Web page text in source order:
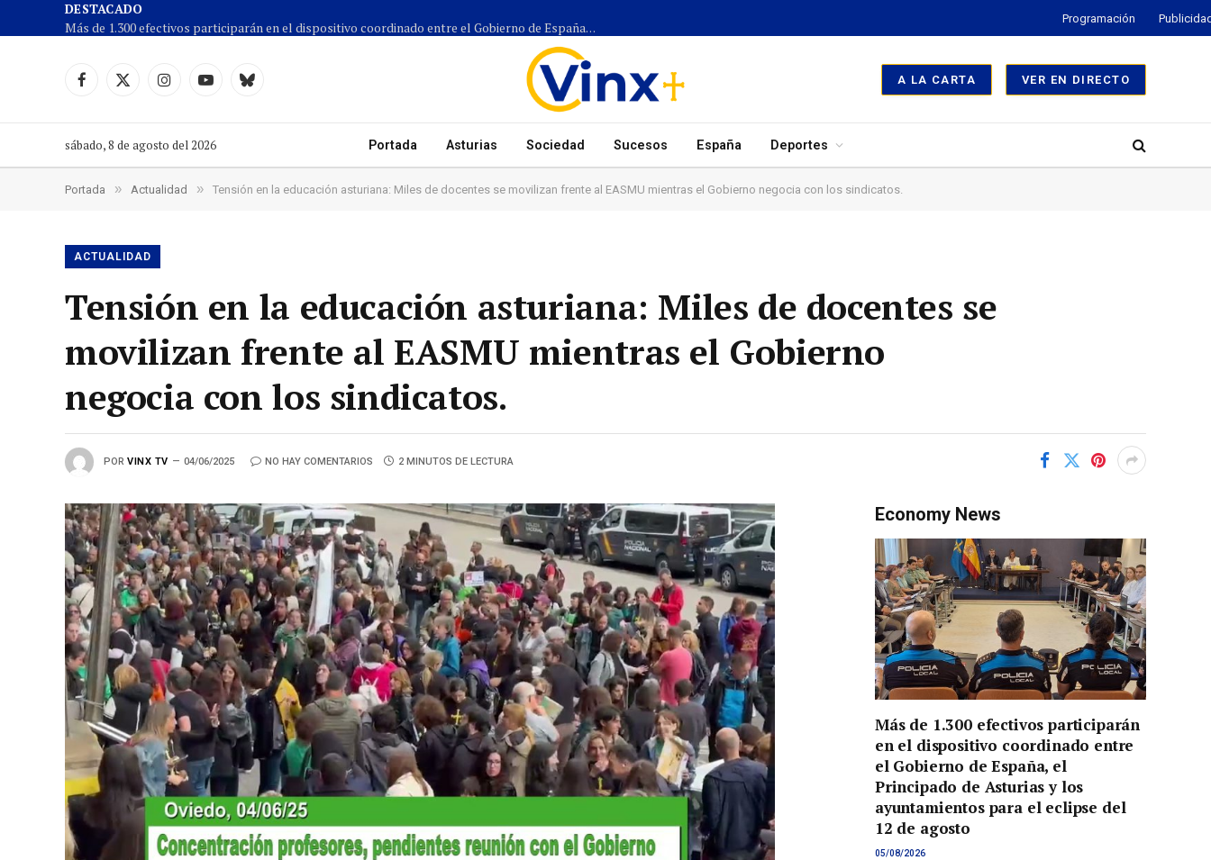
DESTACADO
Más de 1.300 efectivos participarán en el dispositivo coordinado entre el Gobierno de España, el Principado de Asturias y los ayuntamientos para el eclipse del 12 de agosto
Programación
Facebook
X
InstagramYouTubeCielo
A LA CARTA VER EN DIRECTO
sábado, 8 de agosto del 2026 Portada Asturias Sociedad Sucesos España Deportes
Portada » Actualidad » Tensión en la educación asturiana: Miles de docentes se movilizan frente al EASMU mientras el Gobierno negocia con los sindicatos.
ACTUALIDAD
Tensión en la educación asturiana: Miles de docentes se
movilizan frente al EASMU mientras el Gobierno
negocia con los sindicatos.
POR VINX TV 04/06/2025 NO HAY COMENTARIOS 2 MINUTOS DE LECTURA
Economy News
Más de 1.300 efectivos participarán
en el dispositivo coordinado entre
el Gobierno de España, el
Principado de Asturias y los
ayuntamientos para el eclipse del
12 de agosto
05/08/2026